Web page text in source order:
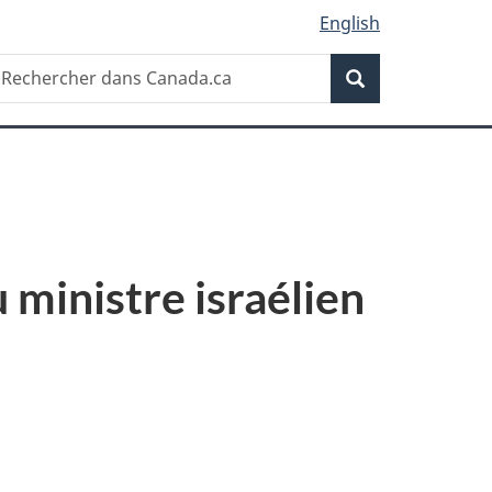
English
Recherche
ministre israélien